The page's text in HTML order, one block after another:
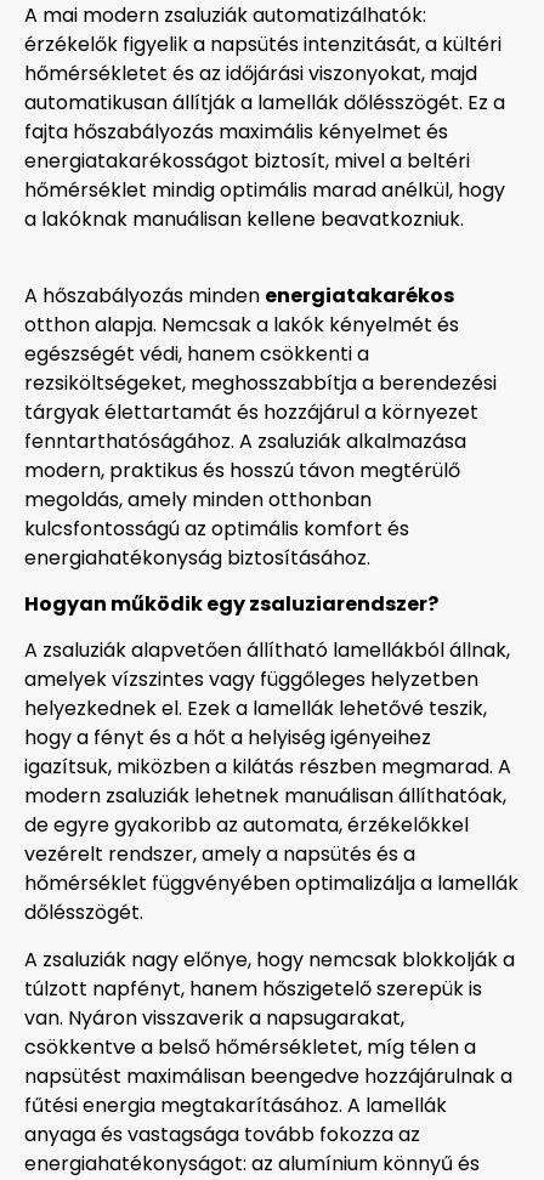
A mai modern zsaluziák automatizálhatók:
érzékelők figyelik a napsütés intenzitását, a kültéri
hőmérsékletet és az időjárási viszonyokat, majd
automatikusan állítják a lamellák dőlésszögét. Ez a
fajta hőszabályozás maximális kényelmet és
energiatakarékosságot biztosít, mivel a beltéri
hőmérséklet mindig optimális marad anélkül, hogy
a lakóknak manuálisan kellene beavatkozniuk.
A hőszabályozás minden energiatakarékos
otthon alapja. Nemcsak a lakók kényelmét és
egészségét védi, hanem csökkenti a
rezsiköltségeket, meghosszabbítja a berendezési
tárgyak élettartamát és hozzájárul a környezet
fenntarthatóságához. A zsaluziák alkalmazása
modern, praktikus és hosszú távon megtérülő
megoldás, amely minden otthonban
kulcsfontosságú az optimális komfort és
energiahatékonyság biztosításához.
Hogyan működik egy zsaluziarendszer?
A zsaluziák alapvetően állítható lamellákból állnak,
amelyek vízszintes vagy függőleges helyzetben
helyezkednek el. Ezek a lamellák lehetővé teszik,
hogy a fényt és a hőt a helyiség igényeihez
igazítsuk, miközben a kilátás részben megmarad. A
modern zsaluziák lehetnek manuálisan állíthatóak,
de egyre gyakoribb az automata, érzékelőkkel
vezérelt rendszer, amely a napsütés és a
hőmérséklet függvényében optimalizálja a lamellák
dőlésszögét.
A zsaluziák nagy előnye, hogy nemcsak blokkolják a
túlzott napfényt, hanem hőszigetelő szerepük is
van. Nyáron visszaverik a napsugarakat,
csökkentve a belső hőmérsékletet, míg télen a
napsütést maximálisan beengedve hozzájárulnak a
fűtési energia megtakarításához. A lamellák
anyaga és vastagsága tovább fokozza az
energiahatékonyságot: az alumínium könnyű és